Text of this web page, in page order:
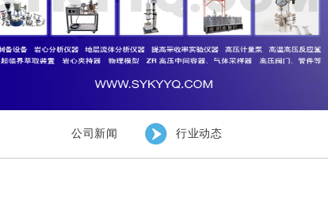
公司新闻 行业动态